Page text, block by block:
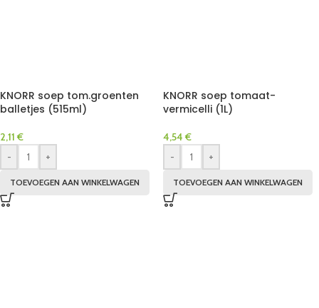
KNORR soep tom.groenten
balletjes (515ml)
2,11 €
-
+
TOEVOEGEN AAN WINKELWAGEN
KNORR soep tomaat-
vermicelli (1L)
4,54 €
-
+
TOEVOEGEN AAN WINKELWAGEN